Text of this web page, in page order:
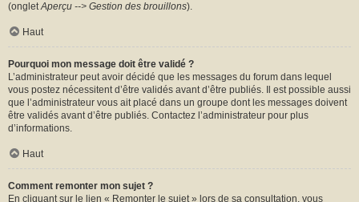
(ongletAperçu --> Gestion des brouillons).
Haut
Pourquoi mon message doit être validé ?
L’administrateur peut avoir décidé que les messages du forum dans lequel
vous postez nécessitent d’être validés avant d’être publiés. Il est possible aussi
que l’administrateur vous ait placé dans un groupe dont les messages doivent
être validés avant d’être publiés. Contactez l’administrateur pour plus
d’informations.
Haut
Comment remonter mon sujet ?
En cliquant sur le lien « Remonter le sujet » lors de sa consultation, vous